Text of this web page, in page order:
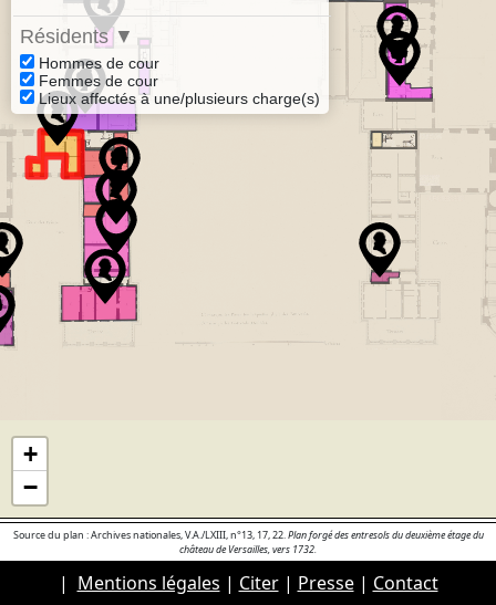
Résidents ▼
Hommes de cour
Femmes de cour
Lieux affectés à une/plusieurs charge(s)
+
−
Source du plan : Archives nationales, V.A./LXIII, n°13, 17, 22.Plan forgé des entresols du deuxième étage du
château de Versailles, vers 1732.
| Mentions légales | Citer| Presse| Contact